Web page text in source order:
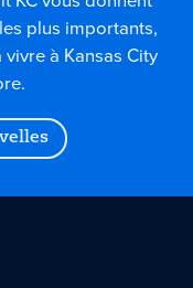
plus importants,
à Kansas City